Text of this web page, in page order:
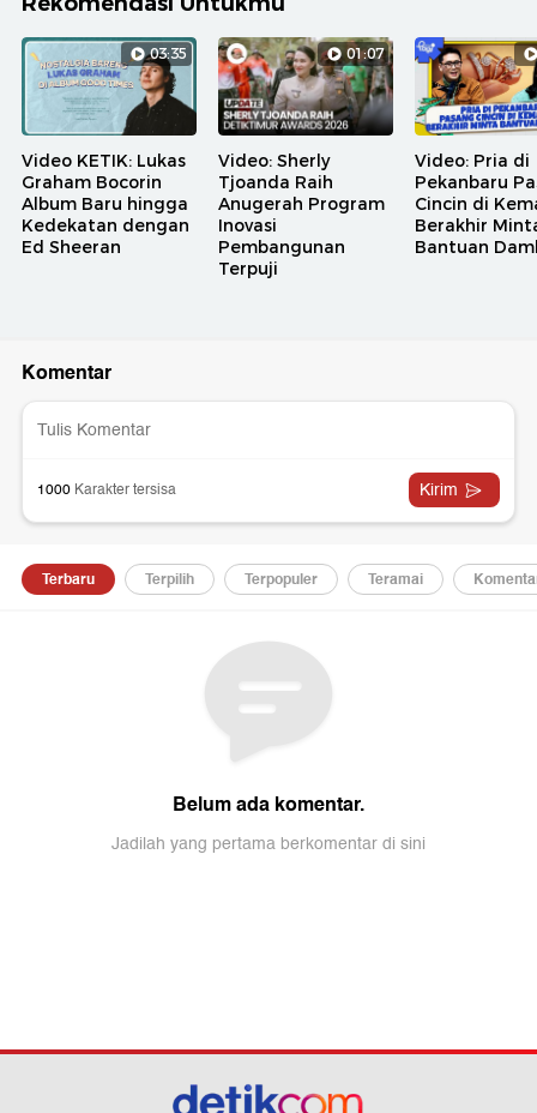
03:35
Video KETIK: Lukas
Graham Bocorin
Album Baru hingga
Kedekatan dengan
Ed Sheeran
01:07
Video: Sherly
Tjoanda Raih
Anugerah Program
Inovasi
Pembangunan
Terpuji
Video: Pria di
Pekanbaru
Cincin di
Berakhir
Bantuan